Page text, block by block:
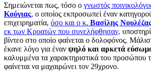
Σημειώνεται πως, τόσο ο γνωστός
Κούγιας, ο οποίος εκπροσωπεί έναν
επιχειρηματία, όσο και ο κ. Βασίλης
εκ των Κροατών που συνελήφθησαν,
βίντεο στο οποίο φαίνεται ο δολοφόνος.
έκανε λόγο για έναν ψηλό και αρκετά
καλυμμένα τα χαρακτηριστικά του προσώπου
φαίνεται να μαχαιρώνει τον 29χρονο.